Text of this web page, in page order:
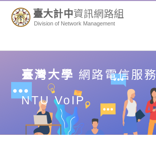
臺大計中資訊網路組
Division of Network Management
臺灣大學 網路電信服務
NTU VoIP